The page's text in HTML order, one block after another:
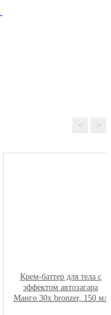
Крем-баттер для тела с
эффектом автозагара
Манго 30х bronzer, 150 мл
< >